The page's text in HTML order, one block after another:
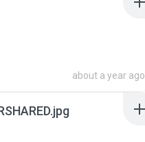
about a year ago